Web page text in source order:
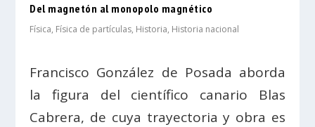
Del magnetón al monopolo magnético
Física, Física de partículas, Historia, Historia nacional
Francisco González de Posada aborda
la figura del científico canario Blas
Cabrera, de cuya trayectoria y obra es